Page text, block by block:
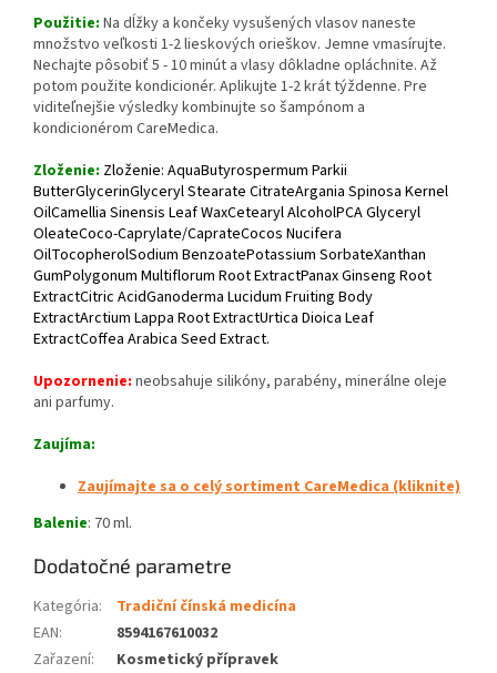
Použitie: Na dĺžky a končeky vysušených vlasov naneste
množstvo veľkosti 1-2 lieskových orieškov. Jemne vmasírujte.
Nechajte pôsobiť 5 - 10 minút a vlasy dôkladne opláchnite. Až
potom použite kondicionér. Aplikujte 1-2 krát týždenne. Pre
viditeľnejšie výsledky kombinujte so šampónom a
kondicionérom CareMedica.
Zloženie: Zloženie: AquaButyrospermum Parkii
ButterGlycerinGlyceryl Stearate CitrateArgania Spinosa Kernel
OilCamellia Sinensis Leaf WaxCetearyl AlcoholPCA Glyceryl
OleateCoco-Caprylate/CaprateCocos Nucifera
OilTocopherolSodium BenzoatePotassium SorbateXanthan
GumPolygonum Multiflorum Root ExtractPanax Ginseng Root
ExtractCitric AcidGanoderma Lucidum Fruiting Body
ExtractArctium Lappa Root ExtractUrtica Dioica Leaf
ExtractCoffea Arabica Seed Extract.
Upozornenie: neobsahuje silikóny, parabény, minerálne oleje
ani parfumy.
Zaujíma:
Zaujímajte sa o celý sortiment CareMedica (kliknite)
Balenie: 70 ml.
Dodatočné parametre
Kategória:
Tradiční čínská medicína
EAN:
8594167610032
Zařazení:
Kosmetický přípravek